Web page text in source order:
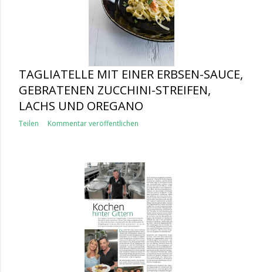
TAGLIATELLE MIT EINER ERBSEN-SAUCE,
GEBRATENEN ZUCCHINI-STREIFEN,
LACHS UND OREGANO
Teilen Kommentar veröffentlichen